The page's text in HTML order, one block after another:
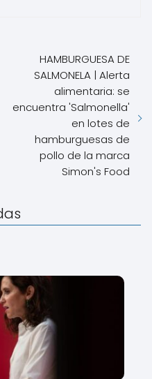
HAMBURGUESA DE
SALMONELA | Alerta
alimentaria: se
encuentra 'Salmonella'
en lotes de
hamburguesas de
pollo de la marca
Simon's Food